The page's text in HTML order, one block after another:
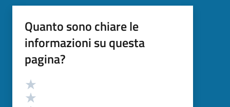
Quanto sono chiare le
informazioni su questa
pagina?
Valutazione